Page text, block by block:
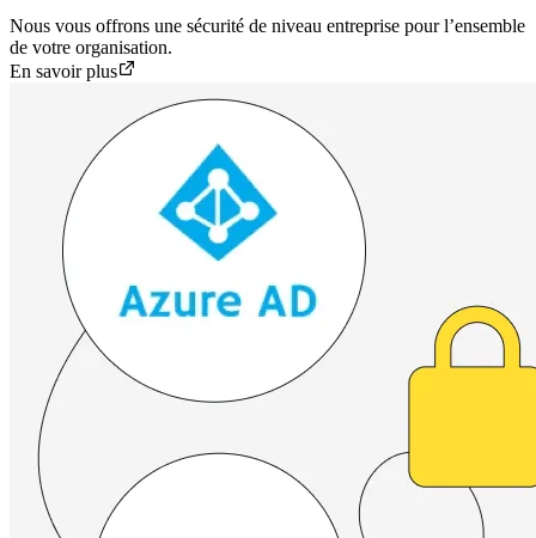
Nous vous offrons une sécurité de niveau entreprise pour l’ensemble
de votre organisation.
En savoir plus